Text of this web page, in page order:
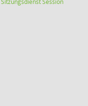
SitzungsdienstSession